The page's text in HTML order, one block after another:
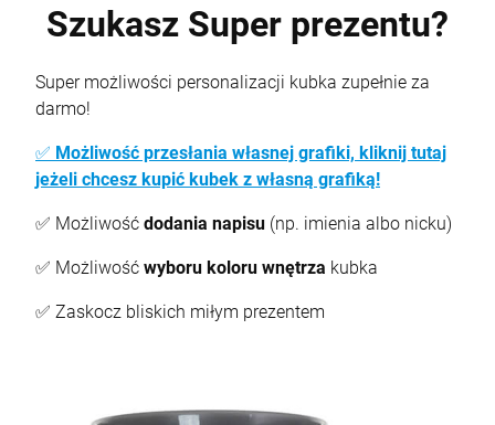
Szukasz Super prezentu?
Super możliwości personalizacji kubka zupełnie za
darmo!
✅ Możliwość przesłania własnej grafiki, kliknij tutaj
jeżeli chcesz kupić kubek z własną grafiką!
✅ Możliwość dodania napisu (np. imienia albo nicku)
✅ Możliwość wyboru koloru wnętrza kubka
✅ Zaskocz bliskich miłym prezentem